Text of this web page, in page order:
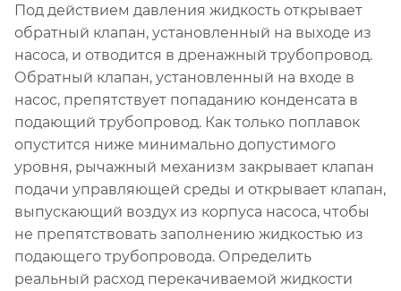
Под действием давления жидкость открывает
обратный клапан, установленный на выходе из
насоса, и отводится в дренажный трубопровод.
Обратный клапан, установленный на входе в
насос, препятствует попаданию конденсата в
подающий трубопровод. Как только поплавок
опустится ниже минимально допустимого
уровня, рычажный механизм закрывает клапан
подачи управляющей среды и открывает клапан,
выпускающий воздух из корпуса насоса, чтобы
не препятствовать заполнению жидкостью из
подающего трубопровода. Определить
реальный расход перекачиваемой жидкости